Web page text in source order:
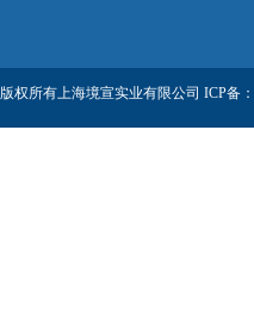
版权所有上海境宣实业有限公司 ICP备：